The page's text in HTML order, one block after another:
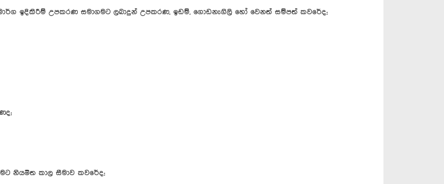
ඉදිකිරීම් උපකරණ සමාගමට ලබාදුන් උපකරණ, ඉඩම්, ගොඩනැගිලි හෝ වෙනත් සම්පත් කවරේද;
නියමිත කාල සීමාව කවරේද;